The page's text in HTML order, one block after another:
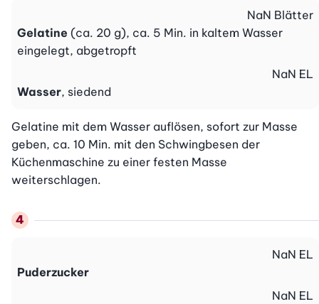
Gelatine (ca. 20 g), ca. 5 Min. in kaltem Wasser
eingelegt, abgetropft
NaN Blätter
Wasser, siedend
NaN EL
Gelatine mit dem Wasser auflösen, sofort zur Masse
geben, ca. 10 Min. mit den Schwingbesen der
Küchenmaschine zu einer festen Masse
weiterschlagen.
Puderzucker
NaN EL
NaN EL